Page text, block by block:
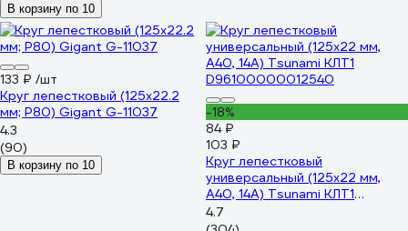
В корзину по 10
133 ₽ /шт
Круг лепестковый (125x22.2
мм; P80) Gigant G-11037
4.3
(90)
В корзину по 10
-18%
84 ₽
103 ₽
Круг лепестковый
универсальный (125х22 мм,
А40, 14А) Tsunami КЛТ1
D96100000012540
4.7